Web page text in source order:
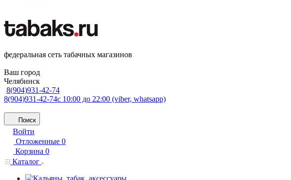
федеральная сеть табачных магазинов
Ваш город
Челябинск
8(904)931-42-74
8(904)931-42-74с 10:00 до 22:00 (viber, whatsapp)
Поиск
Войти
Отложенные 0
Корзина 0
Каталог